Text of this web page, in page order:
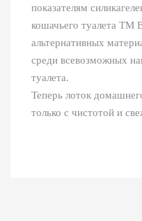
показателям
кошачьего туалета ТМ
альтернативных
среди всевозможных
туалета.
Теперь лоток
только с чистотой и